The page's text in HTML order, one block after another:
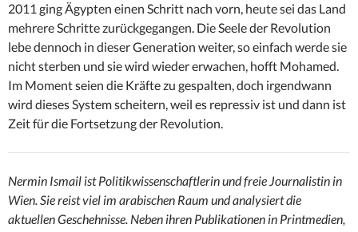
2011 ging Ägypten einen Schritt nach vorn, heute sei das Land
mehrere Schritte zurückgegangen. Die Seele der Revolution
lebe dennoch in dieser Generation weiter, so einfach werde sie
nicht sterben und sie wird wieder erwachen, hofft Mohamed.
Im Moment seien die Kräfte zu gespalten, doch irgendwann
wird dieses System scheitern, weil es repressiv ist und dann ist
Zeit für die Fortsetzung der Revolution.
Nermin Ismail ist Politikwissenschaftlerin und freie Journalistin in
Wien. Sie reist viel im arabischen Raum und analysiert die
aktuellen Geschehnisse. Neben ihren Publikationen in Printmedien,